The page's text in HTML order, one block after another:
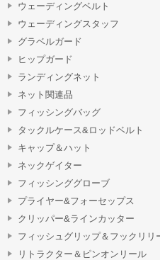
ウェーディングベルト
ウェーディングスタッフ
グラベルガード
ヒップガード
ランディングネット
ネット関連品
フィッシングバッグ
タックルケース&ロッドベルト
キャップ＆ハット
ネックゲイター
フィッシンググローブ
プライヤー&フォーセップス
クリッパー&ラインカッター
フィッシュグリップ＆フックリリ
リトラクター＆ピンオンリール